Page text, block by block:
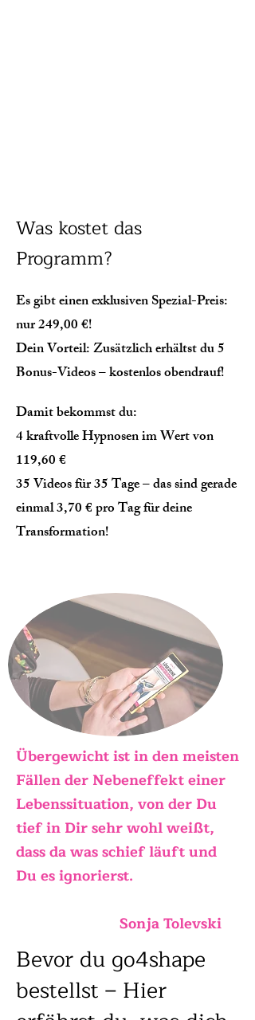
Was kostet das
Programm?
Es gibt einen exklusiven Spezial-Preis:
nur 249,00 €!
Dein Vorteil: Zusätzlich erhältst du 5
Bonus-Videos – kostenlos obendrauf!
Damit bekommst du:
4 kraftvolle Hypnosen im Wert von
119,60 €
35 Videos für 35 Tage – das sind gerade
einmal 3,70 € pro Tag für deine
Transformation!
Übergewicht ist in den meisten
Fällen der Nebeneffekt einer
Lebenssituation, von der Du
tief in Dir sehr wohl weißt,
dass da was schief läuft und
Du es ignorierst.
Sonja Tolevski
Bevor du go4shape
bestellst – Hier